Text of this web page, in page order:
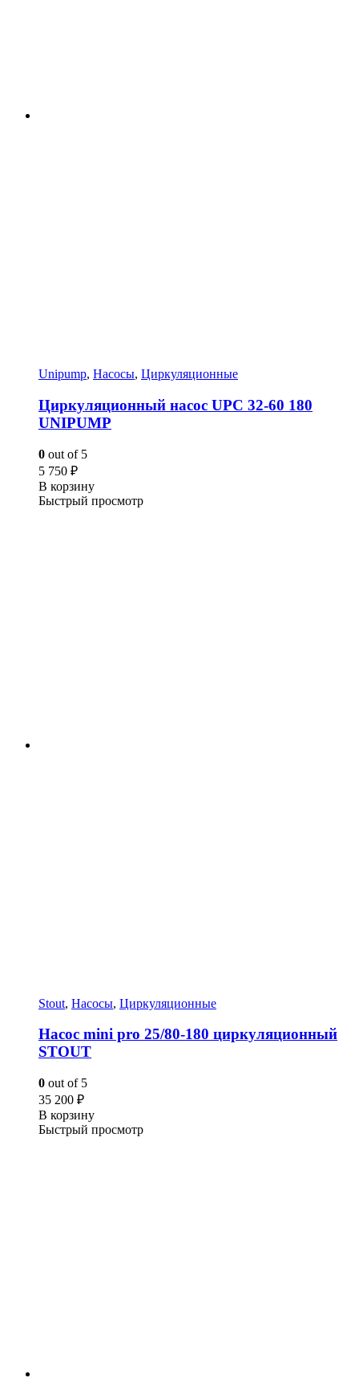
Unipump, Насосы, Циркуляционные
Циркуляционный насос UPC 32-60 180
UNIPUMP
0 out of 5
5 750 ₽
В корзину
Быстрый просмотр
Stout, Насосы, Циркуляционные
Насос mini pro 25/80-180 циркуляционный
STOUT
0 out of 5
35 200 ₽
В корзину
Быстрый просмотр